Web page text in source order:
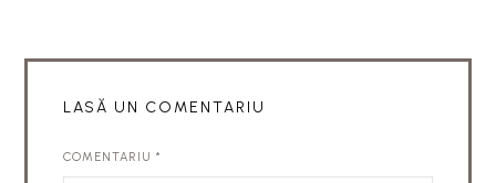
LASĂ UN COMENTARIU
COMENTARIU*